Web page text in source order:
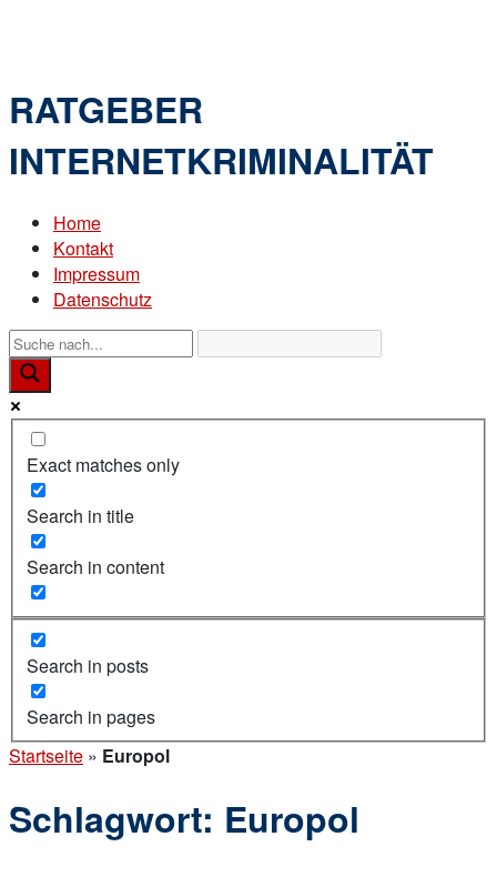
RATGEBER
INTERNETKRIMINALITÄT
Home
Kontakt
Impressum
Datenschutz
Exact matches only
Search in title
Search in content
Search in posts
Search in pages
Startseite » Europol
Schlagwort: Europol